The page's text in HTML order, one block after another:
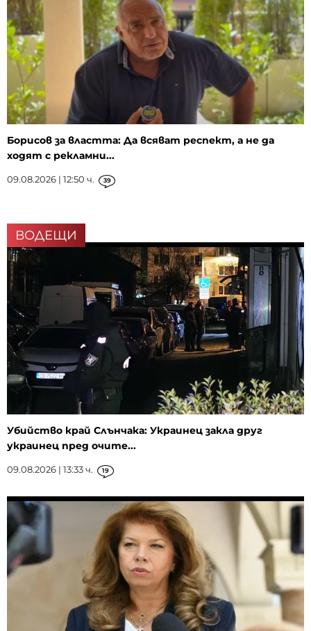
Борисов за властта: Да всяват респект, а не да
ходят с рекламни...
09.08.2026 | 12:50 ч. 39
ВОДЕЩИ
Убийство край Слънчака: Украинец закла друг
украинец пред очите...
09.08.2026 | 13:33 ч. 19